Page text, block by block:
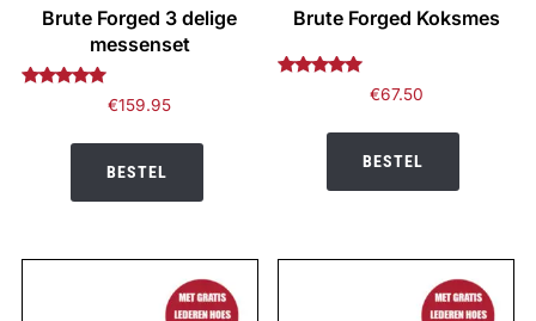
Brute Forged 3 delige
messenset
Gewaardeerd
€159.95
BESTEL
Brute Forged Koksmes
Gewaardeerd€67.50
BESTEL